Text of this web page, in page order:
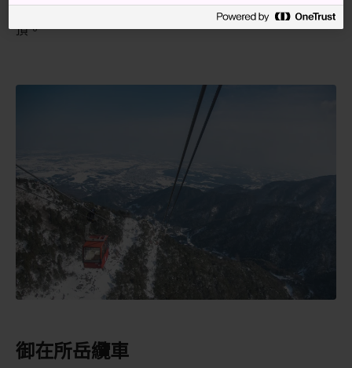
即可到達纜車站，纜車大約需要 1 小時 20 分鐘抵達山
頂。
御在所岳纜車